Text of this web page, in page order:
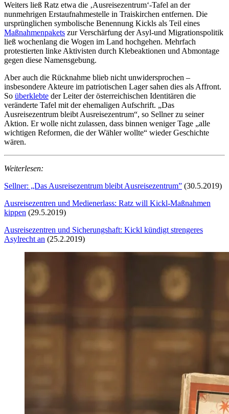
Weiters ließ Ratz etwa die ‚Ausreisezentrum‘-Tafel an der
nunmehrigen Erstaufnahmestelle in Traiskirchen entfernen. Die
ursprünglichen symbolische Benennung Kickls als Teil eines
Maßnahmenpakets zur Verschärfung der Asyl-und Migrationspolitik
ließ wochenlang die Wogen im Land hochgehen. Mehrfach
protestierten linke Aktivisten durch Klebeaktionen und Abmontage
gegen diese Namensgebung.
Aber auch die Rücknahme blieb nicht unwidersprochen –
insbesondere Akteure im patriotischen Lager sahen dies als Affront.
So überklebte der Leiter der österreichischen Identitären die
veränderte Tafel mit der ehemaligen Aufschrift. „Das
Ausreisezentrum bleibt Ausreisezentrum“, so Sellner zu seiner
Aktion. Er wolle nicht zulassen, dass binnen weniger Tage „alle
wichtigen Reformen, die der Wähler wollte“ wieder Geschichte
wären.
Weiterlesen:
Sellner: „Das Ausreisezentrum bleibt Ausreisezentrum” (30.5.2019)
Ausreisezentren und Medienerlass: Ratz will Kickl‐Maßnahmen
kippen (29.5.2019)
Ausreisezentren und Sicherungshaft: Kickl kündigt strengeres
Asylrecht an (25.2.2019)